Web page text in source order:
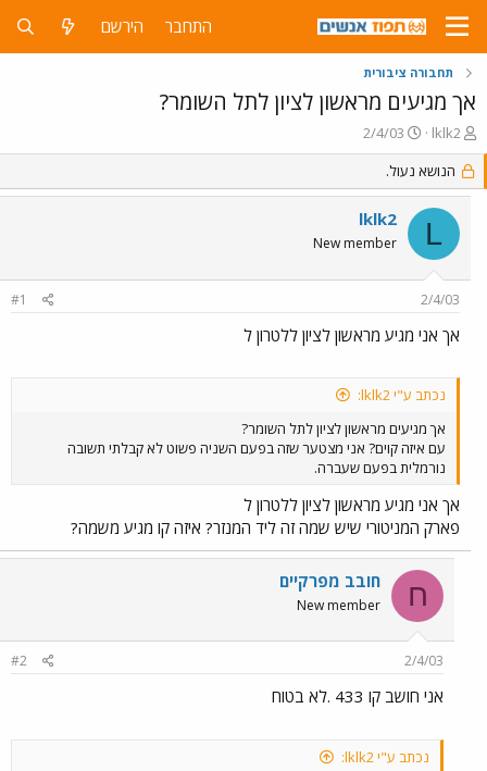
התחבר הירשם
תחבורה ציבורית
אך מגיעים מראשון לציון לתל השומר?
פ
ו
ת
ח
נ
lklk2
פ
ו
ר
ס
ך
2/4/03
הנושא נעול.
L
lklk2
New member
2/4/03
#1
אך אני מגיע מראשון לציון ללטרון ל
נכתב ע"י lklk2:
אך מגיעים מראשון לציון לתל השומר?
עם איזה קוים? אני מצטער שזה בפעם השניה פשוט לא קבלתי תשובה
נורמלית בפעם שעברה.
אך אני מגיע מראשון לציון ללטרון ל
פארק המניטורי שיש שמה זה ליד המנזר? איזה קו מגיע משמה?
ח חובב מפרקיים
New member
2/4/03
#2
אני חושב קו 433 .לא בטוח
נכתב ע"י lklk2: